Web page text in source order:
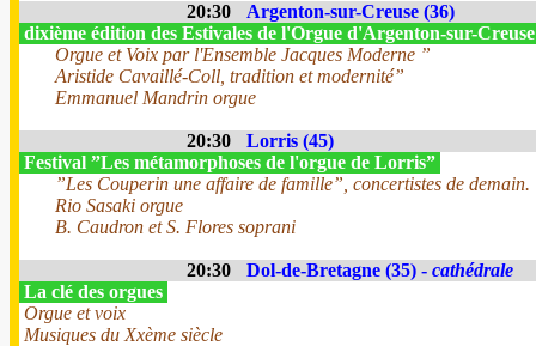
20:30
Argenton-sur-Creuse (36)
dixième édition des Estivales de l'Orgue d'Argenton-sur-
Orgue et Voix par l'Ensemble Jacques Moderne ”
Aristide Cavaillé-Coll, tradition et modernité”
Emmanuel Mandrin orgue
20:30
Lorris (45)
Festival ”Les métamorphoses de l'orgue de Lorris”
”Les Couperin une affaire de famille”, concertistes de demain.
Rio Sasaki orgue
B. Caudron et S. Flores soprani
20:30 Dol-de-Bretagne (35) - cathédrale
La clé des orgues
Orgue et voix
Musiques du Xxème siècle